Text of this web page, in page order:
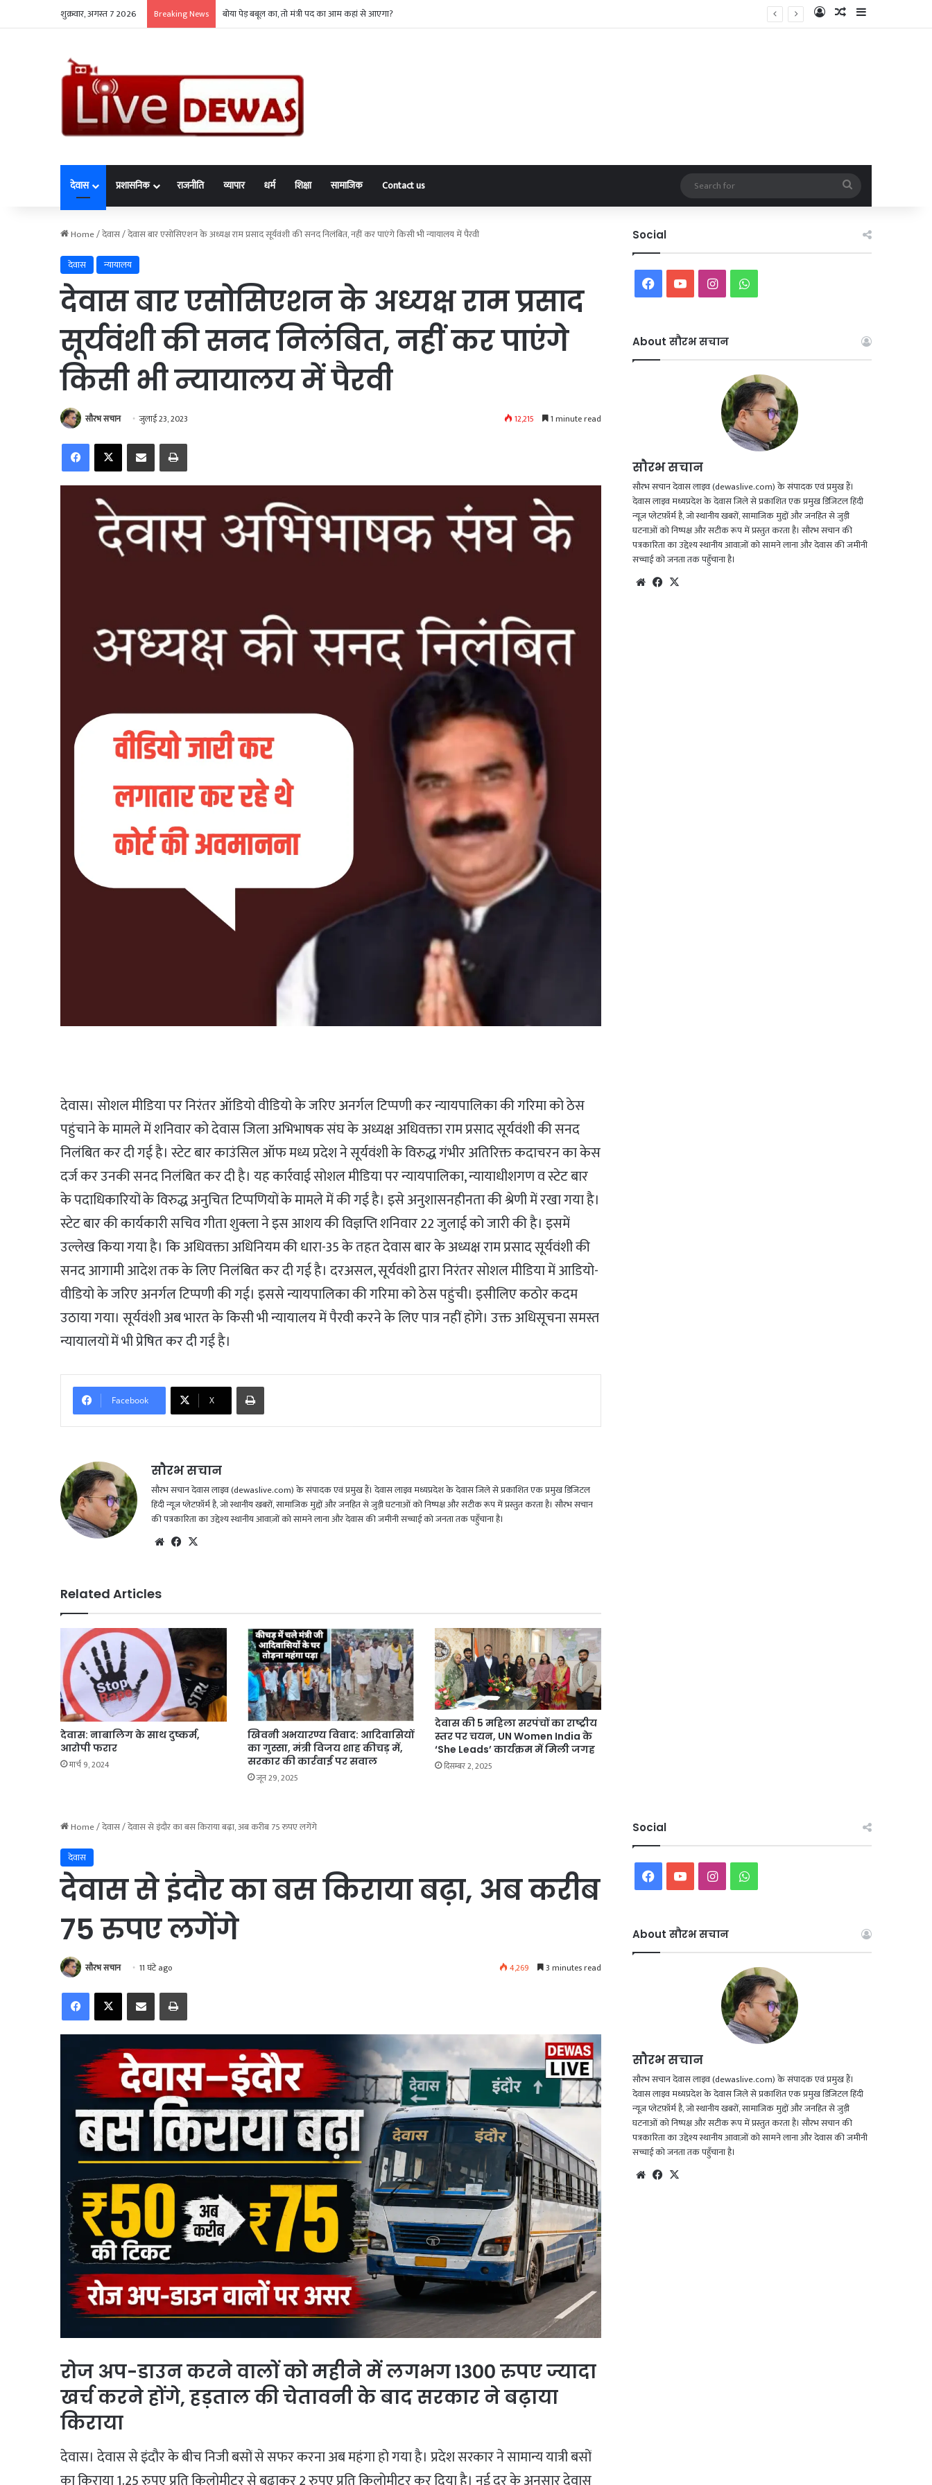
शुक्रवार, अगस्त 7 2026 Breaking News रैली-जुलूस में मोबाइल और नकदी चुराने वाला अंतरराज्यीय गिरोह पकड़ाया, पांच आरोपी व एक नाबालिग गिरफ्तार Log InRandom Article
Sidebar
देवास प्रशासनिक राजनीति व्यापार धर्म शिक्षा सामाजिक Contact us
Search
for
Home/देवास/देवास बार एसोसिएशन के अध्यक्ष राम प्रसाद सूर्यवंशी की सनद निलंबित, नहीं कर पाएंगे किसी भी न्यायालय में पैरवी
देवास
न्यायालय
देवास बार एसोसिएशन के अध्यक्ष राम प्रसाद
सूर्यवंशी की सनद निलंबित, नहीं कर पाएंगे
किसी भी न्यायालय में पैरवी
सौरभ सचान जुलाई 23, 2023 12,215 1 minute read
FacebookX Share via Email Print
देवास। सोशल मीडिया पर निरंतर ऑडियो वीडियो के जरिए अनर्गल टिप्पणी कर न्यायपालिका की गरिमा को ठेस
पहुंचाने के मामले में शनिवार को देवास जिला अभिभाषक संघ के अध्यक्ष अधिवक्ता राम प्रसाद सूर्यवंशी की सनद
निलंबित कर दी गई है। स्टेट बार काउंसिल ऑफ मध्य प्रदेश ने सूर्यवंशी के विरुद्ध गंभीर अतिरिक्त कदाचरन का केस
दर्ज कर उनकी सनद निलंबित कर दी है। यह कार्रवाई सोशल मीडिया पर न्यायपालिका, न्यायाधीशगण व स्टेट बार
के पदाधिकारियों के विरुद्ध अनुचित टिप्पणियों के मामले में की गई है। इसे अनुशासनहीनता की श्रेणी में रखा गया है।
स्टेट बार की कार्यकारी सचिव गीता शुक्ला ने इस आशय की विज्ञप्ति शनिवार 22 जुलाई को जारी की है। इसमें
उल्लेख किया गया है। कि अधिवक्ता अधिनियम की धारा-35 के तहत देवास बार के अध्यक्ष राम प्रसाद सूर्यवंशी की
सनद आगामी आदेश तक के लिए निलंबित कर दी गई है। दरअसल, सूर्यवंशी द्वारा निरंतर सोशल मीडिया में आडियो-
वीडियो के जरिए अनर्गल टिप्पणी की गई। इससे न्यायपालिका की गरिमा को ठेस पहुंची। इसीलिए कठोर कदम
उठाया गया। सूर्यवंशी अब भारत के किसी भी न्यायालय में पैरवी करने के लिए पात्र नहीं होंगे। उक्त अधिसूचना समस्त
न्यायालयों में भी प्रेषित कर दी गई है।
Facebook X
Print
सौरभ सचान
सौरभ सचान देवास लाइव (dewaslive.com) के संपादक एवं प्रमुख हैं। देवास लाइव मध्यप्रदेश के देवास जिले से प्रकाशित एक प्रमुख डिजिटल
हिंदी न्यूज़ प्लेटफ़ॉर्म है, जो स्थानीय खबरों, सामाजिक मुद्दों और जनहित से जुड़ी घटनाओं को निष्पक्ष और सटीक रूप में प्रस्तुत करता है। सौरभ सचान
की पत्रकारिता का उद्देश्य स्थानीय आवाज़ों को सामने लाना और देवास की जमीनी सच्चाई को जनता तक पहुँचाना है।
WebsiteFacebook
Related Articles
देवास: नाबालिग के साथ दुष्कर्म,
आरोपी फरार
मार्च 9, 2024
खिवनी अभयारण्य विवाद: आदिवासियों
का गुस्सा, मंत्री विजय शाह कीचड़ में,
सरकार की कार्रवाई पर सवाल
जून 29, 2025
देवास की 5 महिला सरपंचों का राष्ट्रीय
स्तर पर चयन, UN Women India के
‘She Leads’ कार्यक्रम में मिली जगह
दिसम्बर 2, 2025
Social
FacebookYouTubeInstagramWhatsApp
About सौरभ सचान
सौरभ सचान
सौरभ सचान देवास लाइव (dewaslive.com) के संपादक एवं प्रमुख हैं।
देवास लाइव मध्यप्रदेश के देवास जिले से प्रकाशित एक प्रमुख डिजिटल हिंदी
न्यूज़ प्लेटफ़ॉर्म है, जो स्थानीय खबरों, सामाजिक मुद्दों और जनहित से जुड़ी
घटनाओं को निष्पक्ष और सटीक रूप में प्रस्तुत करता है। सौरभ सचान की
पत्रकारिता का उद्देश्य स्थानीय आवाज़ों को सामने लाना और देवास की जमीनी
सच्चाई को जनता तक पहुँचाना है।
WebsiteFacebook